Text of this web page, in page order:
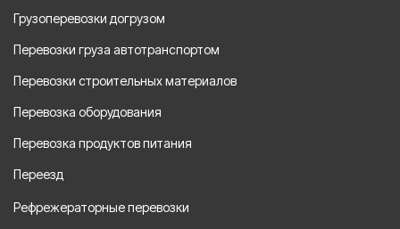
Грузоперевозки догрузом
Перевозки груза автотранспортом
Перевозки строительных материалов
Перевозка оборудования
Перевозка продуктов питания
Переезд
Рефрежераторные перевозки